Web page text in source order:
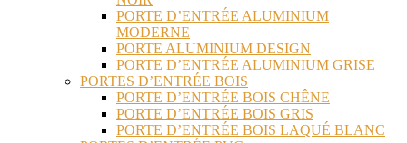
PORTE D’ENTRÉE ALUMINIUM
MODERNE
PORTE ALUMINIUM DESIGN
PORTE D’ENTRÉE ALUMINIUM GRISE
PORTES D’ENTRÉE BOIS
PORTE D’ENTRÉE BOIS CHÊNE
PORTE D’ENTRÉE BOIS GRIS
PORTE D’ENTRÉE BOIS LAQUÉ BLANC